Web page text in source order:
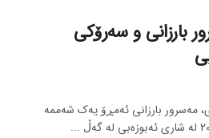
بارزانی و سەرۆکی
مەسرور بارزانی ئەمڕۆ یەک شەممە